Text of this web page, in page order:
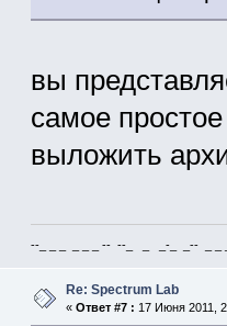
вы
самое
выложить
--_ _ _ _ _ _ -- --_ _ _-_ _-- _ _
Re: Spectrum Lab
« Ответ #7 : 17 Июня 2011,